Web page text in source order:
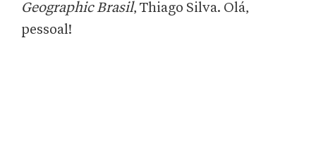
Geographic Brasil, Thiago Silva. Olá,
pessoal!